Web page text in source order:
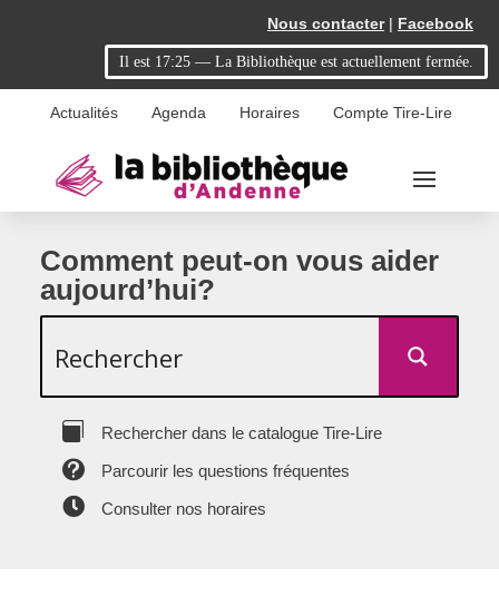
navigation
Nous contacter| Facebook
Il est 17:25 — La Bibliothèque est actuellement fermée.
Actualités Agenda Horaires Compte Tire-Lire
Comment peut-on vous aider
aujourd’hui?
 Rechercher dans le catalogue Tire-Lire
 Parcourir les questions fréquentes
 Consulter nos horaires